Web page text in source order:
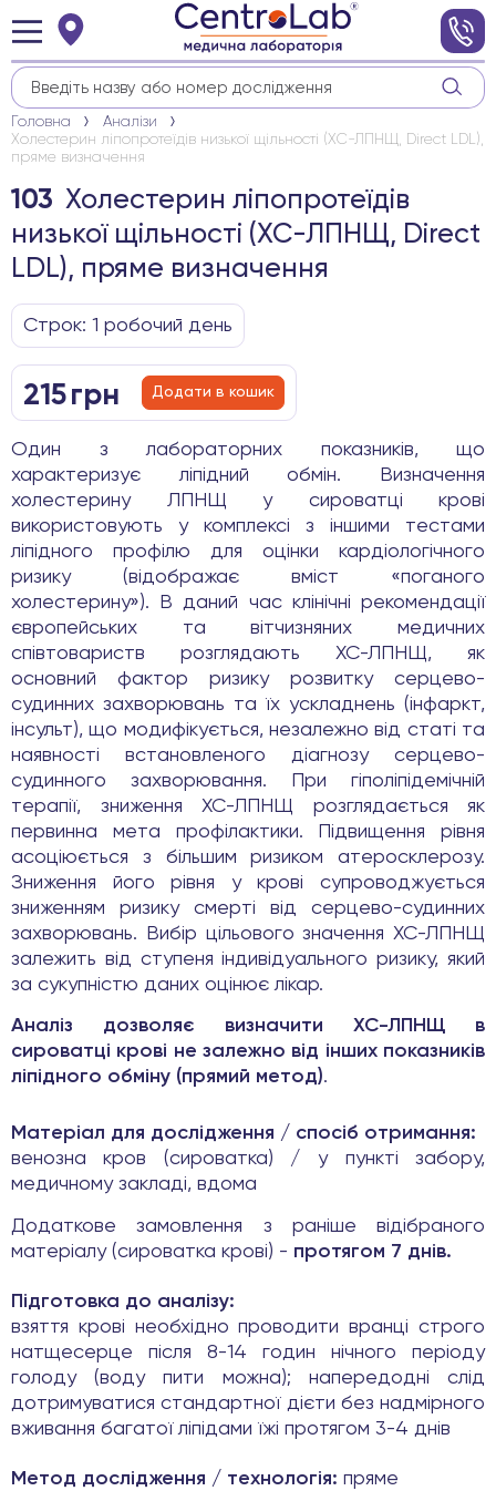
Головна
Аналізи
Холестерин ліпопротеїдів низької щільності (ХС-ЛПНЩ, Direct LDL),
пряме визначення
103 Холестерин ліпопротеїдів
низької щільності (ХС-ЛПНЩ, Direct
LDL), пряме визначення
Строк: 1 робочиӣ день
215грн Додати в кошик
Один з лабораторних показників, що
характеризує ліпідний обмін. Визначення
холестерину ЛПНЩ у сироватці крові
використовують у комплексі з іншими тестами
ліпідного профілю для оцінки кардіологічного
ризику (відображає вміст «поганого
холестерину»). В даний час клінічні рекомендації
європейських та вітчизняних медичних
співтовариств розглядають ХС-ЛПНЩ, як
основний фактор ризику розвитку серцево-
судинних захворювань та їх ускладнень (інфаркт,
інсульт), що модифікується, незалежно від статі та
наявності встановленого діагнозу серцево-
судинного захворювання. При гіполіпідемічній
терапії, зниження ХС-ЛПНЩ розглядається як
первинна мета профілактики. Підвищення рівня
асоціюється з більшим ризиком атеросклерозу.
Зниження його рівня у крові супроводжується
зниженням ризику смерті від серцево-судинних
захворювань. Вибір цільового значення ХС-ЛПНЩ
залежить від ступеня індивідуального ризику, який
за сукупністю даних оцінює лікар.
Аналіз дозволяє визначити ХС-ЛПНЩ в
сироватці крові не залежно від інших показників
ліпідного обміну (прямий метод).
Матеріал для дослідження / спосіб отримання:
венозна кров (сироватка) / у пункті забору,
медичному закладі, вдома
Додаткове замовлення з раніше відібраного
матеріалу (сироватка крові) - протягом 7 днів.
Підготовка до аналізу:
взяття крові необхідно проводити вранці строго
натщесерце після 8-14 годин нічного періоду
голоду (воду пити можна); напередодні слід
дотримуватися стандартної дієти без надмірного
вживання багатої ліпідами їжі протягом 3-4 днів
Метод дослідження / технологія: пряме